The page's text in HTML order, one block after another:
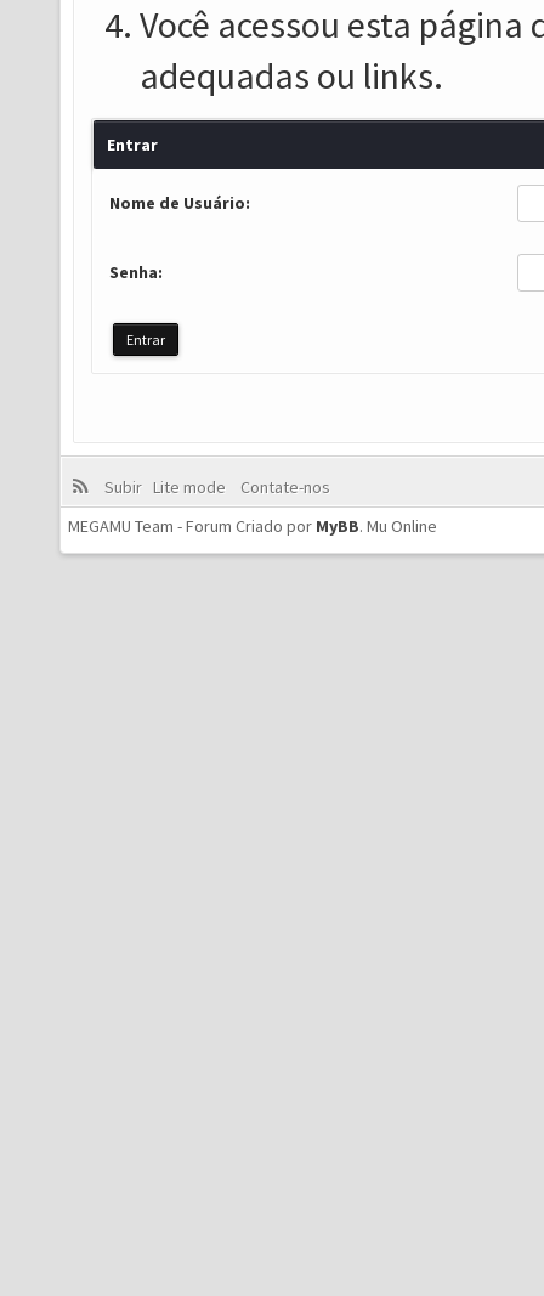
Você acessou esta
adequadas ou links.
Entrar
Nome de Usuário:
Senha:
Subir Lite mode
Contate-nos
MEGAMU Team - Forum Criado por MyBB. Mu Online